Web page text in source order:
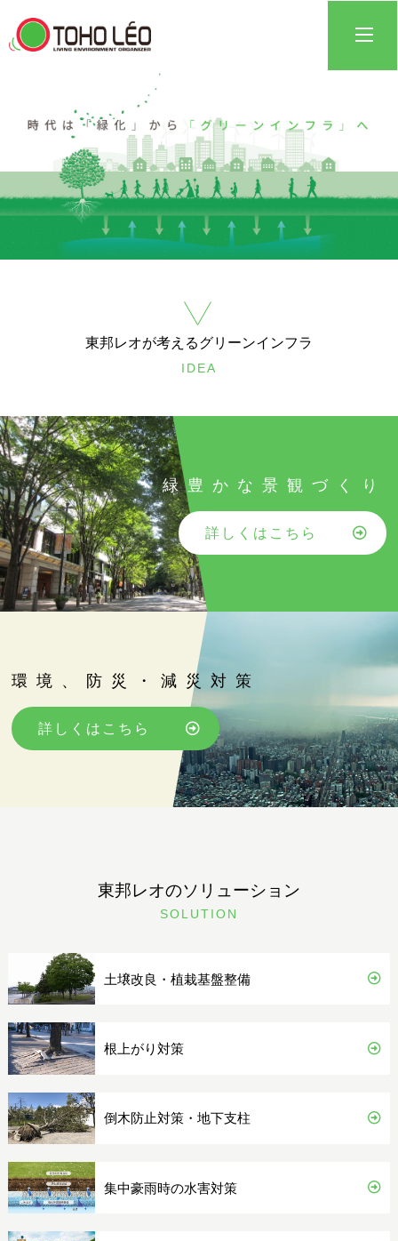
東邦レオが考えるグリーンインフラ
IDEA
緑豊かな景観づくり
詳しくはこちら
環境、防災・減災対策
詳しくはこちら
東邦レオのソリューション
SOLUTION
土壌改良・植栽基盤整備
根上がり対策
倒木防止対策・地下支柱
集中豪雨時の水害対策